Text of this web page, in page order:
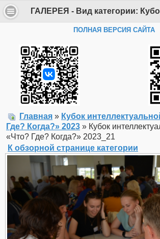
ПОЛНАЯ ВЕРСИЯ САЙТА
Главная » Кубок
Где? Когда?» 2023 » Кубок
«Что? Где? Когда?» 2023_21
К обзорной странице категории